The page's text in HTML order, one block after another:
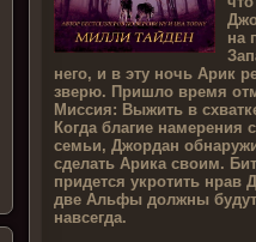
на
него, и в эту ночь Арик
зверю. Пришло время
Миссия: Выжить в
Когда благие
семьи, Джордан
сделать Арика своим.
придется укротить
две Альфы должны
навсегда.